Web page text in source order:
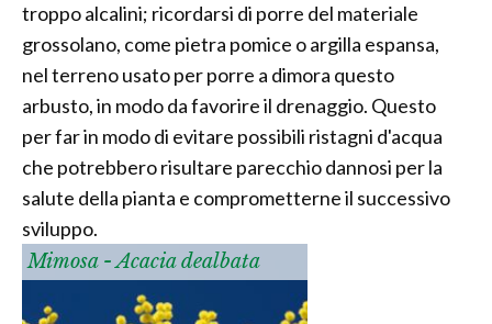
troppo alcalini; ricordarsi di porre del materiale
grossolano, come pietra pomice o argilla espansa,
nel terreno usato per porre a dimora questo
arbusto, in modo da favorire il drenaggio. Questo
per far in modo di evitare possibili ristagni d'acqua
che potrebbero risultare parecchio dannosi per la
salute della pianta e comprometterne il successivo
sviluppo.
Mimosa - Acacia dealbata